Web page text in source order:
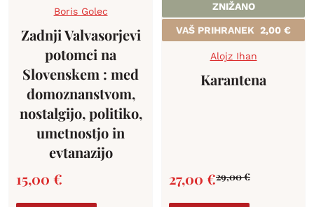
Boris Golec
Zadnji Valvasorjevi
potomci na
Slovenskem : med
domoznanstvom,
nostalgijo, politiko,
umetnostjo in
evtanazijo
15,00 €
ZNIŽANO
VAŠ PRIHRANEK 2,00 €
Alojz Ihan
Karantena
29,00€
27,00 €